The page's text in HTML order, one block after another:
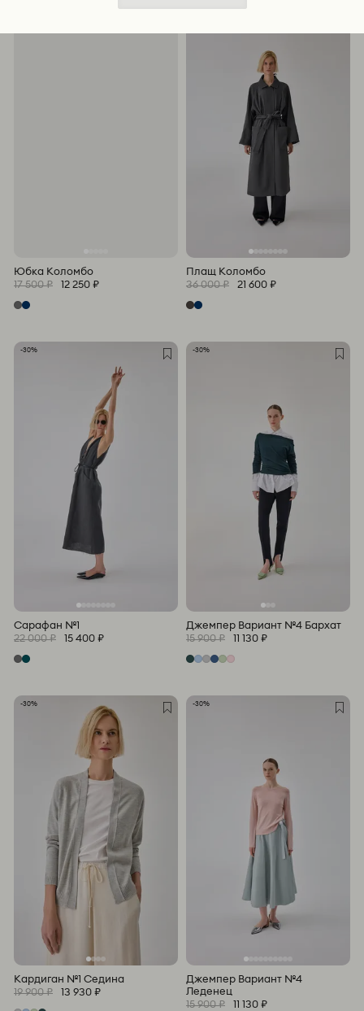
Юбка Коломбо
17 500 ₽
12 250 ₽
Плащ Коломбо
36 000 ₽
21 600 ₽
-30%
Сарафан №1
22 000 ₽
15 400 ₽
-30%
Джемпер Вариант №4 Бархат
15 900 ₽
11 130 ₽
-30%
Кардиган №1 Седина
19 900 ₽
13 930 ₽
-30%
Джемпер Вариант №4
Леденец
15 900 ₽
11 130 ₽